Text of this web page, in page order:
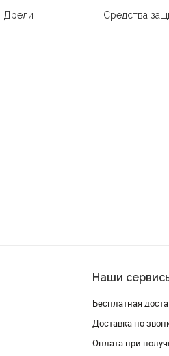
Дрели Средства
Наши
Бесплатная
Доставка по
Оплата при